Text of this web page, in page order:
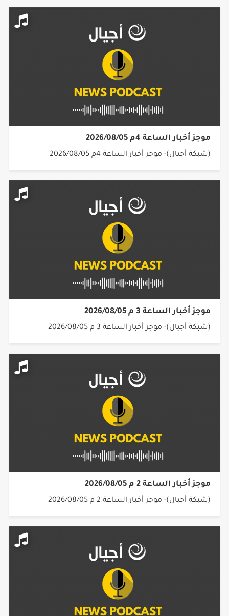
موجز أخبار الساعة 4م 2026/08/05
(شبكة أجيال)- موجز أخبار الساعة 4م 2026/08/05
موجز أخبار الساعة 3 م 2026/08/05
(شبكة أجيال)- موجز أخبار الساعة 3 م 2026/08/05
موجز أخبار الساعة 2 م 2026/08/05
(شبكة أجيال)- موجز أخبار الساعة 2 م 2026/08/05